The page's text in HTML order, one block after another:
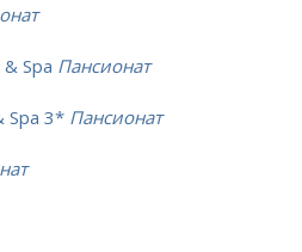
Spa Пансионат
Spa 3* Пансионат